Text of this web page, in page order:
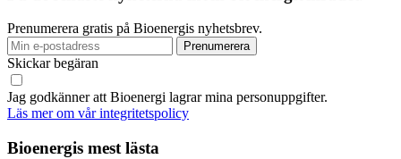
Prenumerera gratis på Bioenergis nyhetsbrev.
Skickar begäran
Jag godkänner att Bioenergi lagrar mina personuppgifter.
Läs mer om vår integritetspolicy
Bioenergis mest lästa